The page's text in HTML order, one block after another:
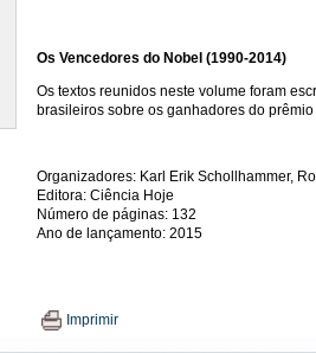
Os Vencedores do Nobel (1990-2014)
Os textos reunidos neste volume foram
brasileiros sobre os ganhadores do
Organizadores: Karl Erik Schollhammer,
Editora: Ciência Hoje
Número de páginas: 132
Ano de lançamento: 2015
Imprimir